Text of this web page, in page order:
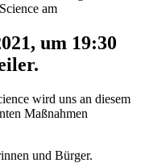
am
um 19:30
wird uns an diesem
Maßnahmen
und Bürger.